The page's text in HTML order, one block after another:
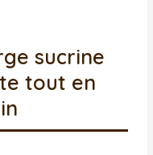
sucrine
tout en